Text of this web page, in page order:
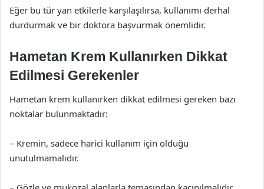
Eğer bu tür yan etkilerle karşılaşılırsa, kullanımı derhal
durdurmak ve bir doktora başvurmak önemlidir.
Hametan Krem Kullanırken Dikkat
Edilmesi Gerekenler
Hametan krem kullanırken dikkat edilmesi gereken bazı
noktalar bulunmaktadır:
– Kremin, sadece harici kullanım için olduğu
unutulmamalıdır.